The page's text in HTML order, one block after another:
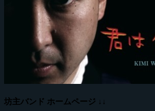
坊主バンド ホームページ ↓↓